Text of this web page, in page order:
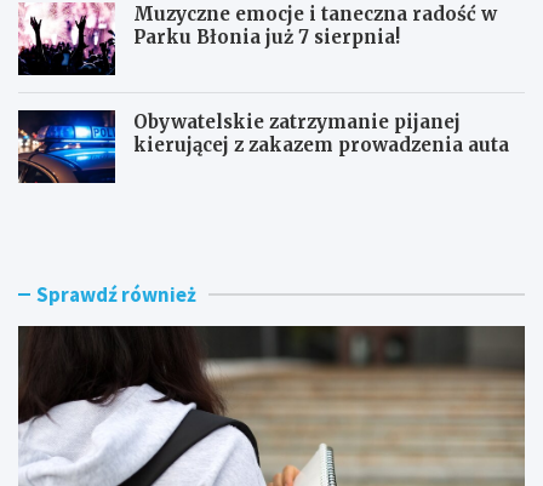
Muzyczne emocje i taneczna radość w
Parku Błonia już 7 sierpnia!
Obywatelskie zatrzymanie pijanej
kierującej z zakazem prowadzenia auta
G
y
a
W
o
B
n
o
m
i
Sprawdź również